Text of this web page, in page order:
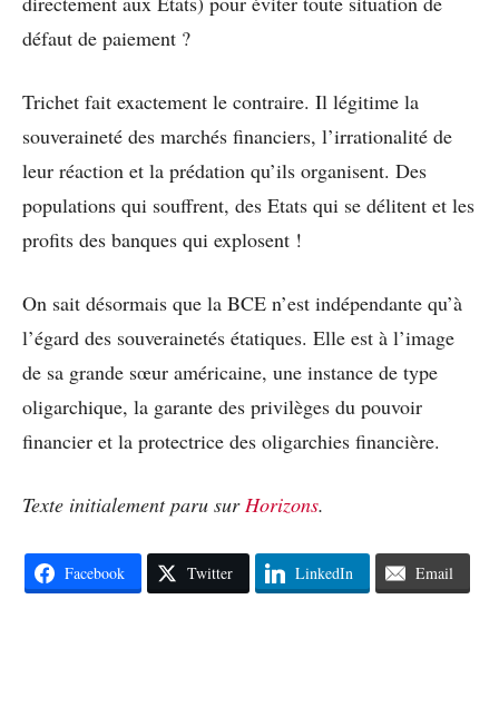
défaut de paiement ?
Trichet fait exactement le contraire. Il légitime la
souveraineté des marchés financiers, l’irrationalité de
leur réaction et la prédation qu’ils organisent. Des
populations qui souffrent, des Etats qui se délitent et les
profits des banques qui explosent !
On sait désormais que la BCE n’est indépendante qu’à
l’égard des souverainetés étatiques. Elle est à l’image
de sa grande sœur américaine, une instance de type
oligarchique, la garante des privilèges du pouvoir
financier et la protectrice des oligarchies financière.
Texte initialement paru sur Horizons.
Facebook Twitter LinkedIn Email